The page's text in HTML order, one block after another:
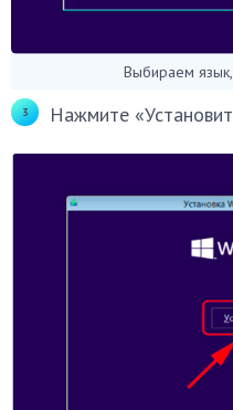
Выбираем
Нажмите